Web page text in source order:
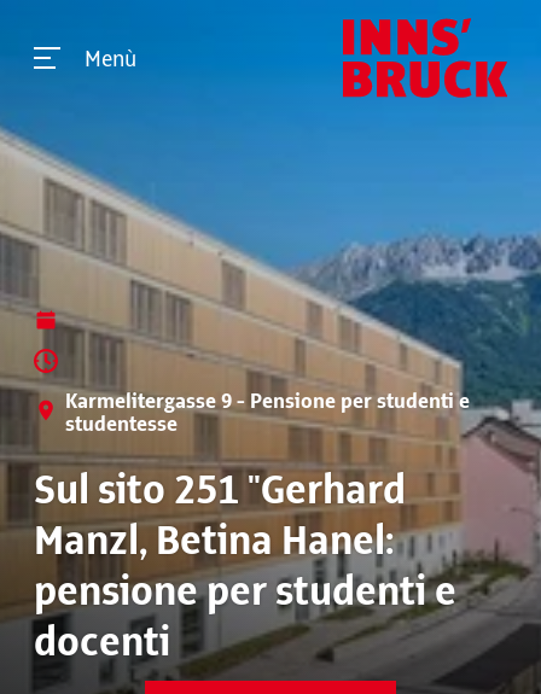
Menù
Karmelitergasse 9 - Pensione per studenti e
studentesse
Sul sito 251 "Gerhard
Manzl, Betina Hanel:
pensione per studenti e
docenti